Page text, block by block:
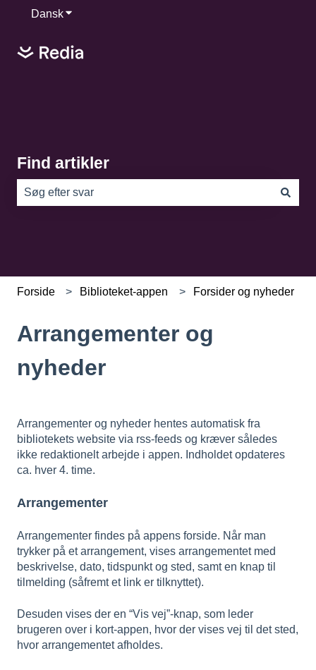
DanskVis undermenu for oversættelser
Find artikler
Forside Biblioteket-appen Forsider og nyheder
Arrangementer og
nyheder
Arrangementer og nyheder hentes automatisk fra
bibliotekets website via rss-feeds og kræver således
ikke redaktionelt arbejde i appen. Indholdet opdateres
ca. hver 4. time.
Arrangementer
Arrangementer findes på appens forside. Når man
trykker på et arrangement, vises arrangementet med
beskrivelse, dato, tidspunkt og sted, samt en knap til
tilmelding (såfremt et link er tilknyttet).
Desuden vises der en “Vis vej”-knap, som leder
brugeren over i kort-appen, hvor der vises vej til det sted,
hvor arrangementet afholdes.